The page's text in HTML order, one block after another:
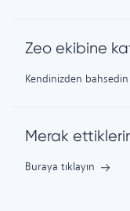
Zeo ekibine
Kendinizden bahsedin
Merak
Buraya tıklayın